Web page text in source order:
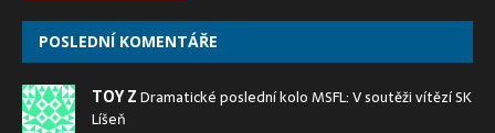
POSLEDNÍ KOMENTÁŘE
TOY ZDramatické poslední kolo MSFL: V soutěži vítězí SK
Líšeň